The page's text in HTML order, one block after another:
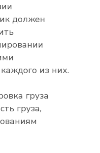
должен
из них.
груза
груза,